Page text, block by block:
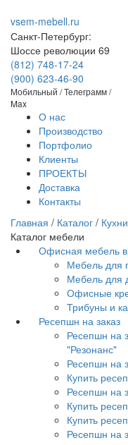
vsem-mebell.ru
Санкт-Петербург:
Шоссе революции 69
(812) 748-17-24
(900) 623-46-90
Мобильный / Телеграмм /
Max
О нас
Производство
Портфолио
Клиенты
ПРОЕКТЫ
Доставка
Контакты
Главная / Каталог /
Каталог мебели
Офисная мебель
Мебель для
Мебель для
Офисные
Трибуны и
Ресепшн на заказ
Ресепшн на
"Резонанс"
Ресепшн на
Купить
Ресепшн на
Купить
Купить
Ресепшн на